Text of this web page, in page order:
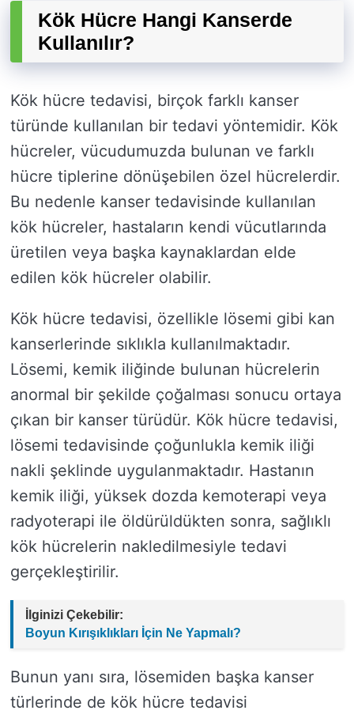
Kök Hücre Hangi Kanserde
Kullanılır?
Kök hücre tedavisi, birçok farklı kanser
türünde kullanılan bir tedavi yöntemidir. Kök
hücreler, vücudumuzda bulunan ve farklı
hücre tiplerine dönüşebilen özel hücrelerdir.
Bu nedenle kanser tedavisinde kullanılan
kök hücreler, hastaların kendi vücutlarında
üretilen veya başka kaynaklardan elde
edilen kök hücreler olabilir.
Kök hücre tedavisi, özellikle lösemi gibi kan
kanserlerinde sıklıkla kullanılmaktadır.
Lösemi, kemik iliğinde bulunan hücrelerin
anormal bir şekilde çoğalması sonucu ortaya
çıkan bir kanser türüdür. Kök hücre tedavisi,
lösemi tedavisinde çoğunlukla kemik iliği
nakli şeklinde uygulanmaktadır. Hastanın
kemik iliği, yüksek dozda kemoterapi veya
radyoterapi ile öldürüldükten sonra, sağlıklı
kök hücrelerin nakledilmesiyle tedavi
gerçekleştirilir.
İlginizi Çekebilir:
Boyun Kırışıklıkları İçin Ne Yapmalı?
Bunun yanı sıra, lösemiden başka kanser
türlerinde de kök hücre tedavisi